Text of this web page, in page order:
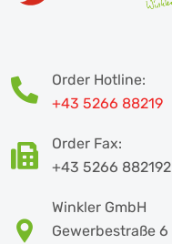
Order Hotline:
+43 5266 88219
Order Fax:
+43 5266 882192
Winkler GmbH
Gewerbestraße 6